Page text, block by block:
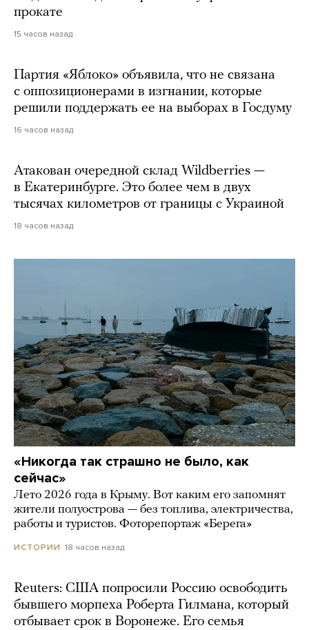
прокате
15 часов назад
Партия «Яблоко» объявила, что не связана
с оппозиционерами в изгнании, которые
решили поддержать ее на выборах в Госдуму
16 часов назад
Атакован очередной склад Wildberries —
в Екатеринбурге. Это более чем в двух
тысячах километров от границы с Украиной
18 часов назад
«Никогда так страшно не было, как
сейчас»
Лето 2026 года в Крыму. Вот каким его запомнят
жители полуострова — без топлива, электричества,
работы и туристов. Фоторепортаж «Берега»
ИСТОРИИ 18 часов назад
Reuters: США попросили Россию освободить
бывшего морпеха Роберта Гилмана, который
отбывает срок в Воронеже. Его семья